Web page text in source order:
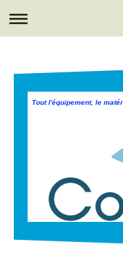
Tout l'équipement, le